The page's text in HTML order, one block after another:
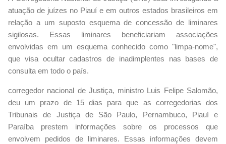
atuação de juízes no Piauí e em outros estados brasileiros em
relação a um suposto esquema de concessão de liminares
sigilosas. Essas liminares beneficiariam associações
envolvidas em um esquema conhecido como "limpa-nome",
que visa ocultar cadastros de inadimplentes nas bases de
consulta em todo o país.
corregedor nacional de Justiça, ministro Luis Felipe Salomão,
deu um prazo de 15 dias para que as corregedorias dos
Tribunais de Justiça de São Paulo, Pernambuco, Piauí e
Paraíba prestem informações sobre os processos que
envolvem pedidos de liminares. Essas informações devem